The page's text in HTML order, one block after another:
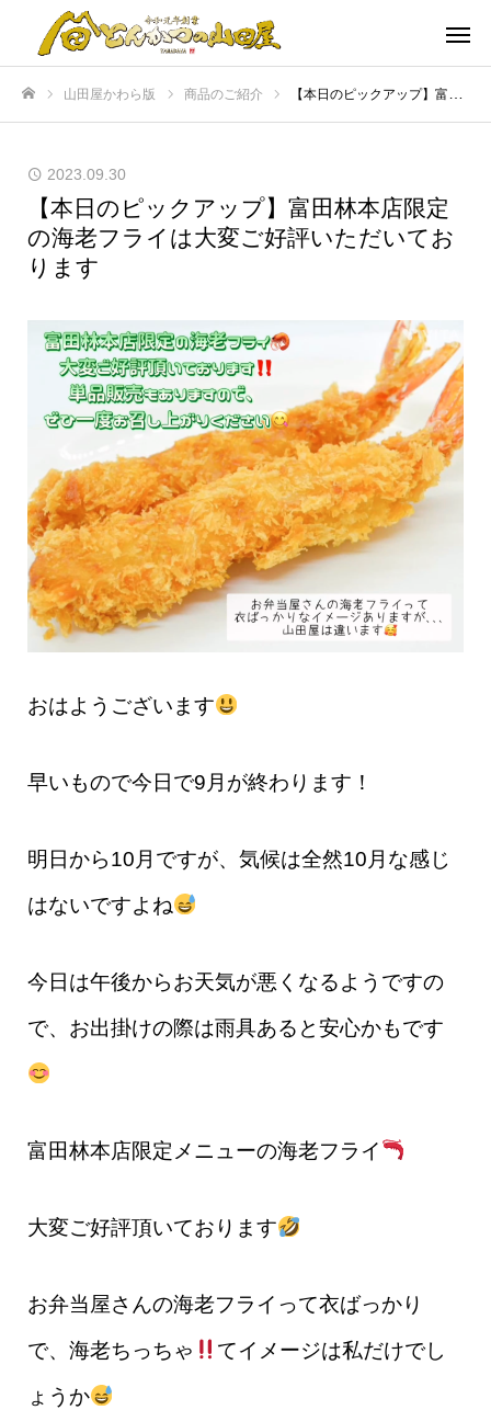
山田屋かわら版 商品のご紹介 【本日のピックアップ】富田林本店限定の海老フライは大変ご好評いただいております
2023.09.30
【本日のピックアップ】富田林本店限定
の海老フライは大変ご好評いただいてお
ります
おはようございます
早いもので今日で9月が終わります！
明日から10月ですが、気候は全然10月な感じ
はないですよね
今日は午後からお天気が悪くなるようですの
で、お出掛けの際は雨具あると安心かもです
富田林本店限定メニューの海老フライ
大変ご好評頂いております
お弁当屋さんの海老フライって衣ばっかり
で、海老ちっちゃ
てイメージは私だけでし
ょうか